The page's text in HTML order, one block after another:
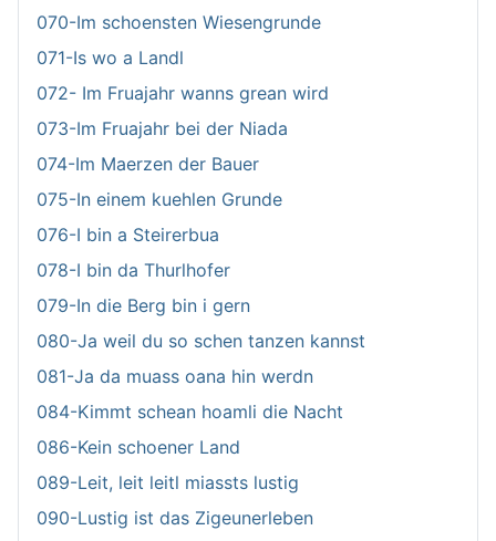
070-Im schoensten Wiesengrunde
071-Is wo a Landl
072- Im Fruajahr wanns grean wird
073-Im Fruajahr bei der Niada
074-Im Maerzen der Bauer
075-In einem kuehlen Grunde
076-I bin a Steirerbua
078-I bin da Thurlhofer
079-In die Berg bin i gern
080-Ja weil du so schen tanzen kannst
081-Ja da muass oana hin werdn
084-Kimmt schean hoamli die Nacht
086-Kein schoener Land
089-Leit, leit leitl miassts lustig
090-Lustig ist das Zigeunerleben